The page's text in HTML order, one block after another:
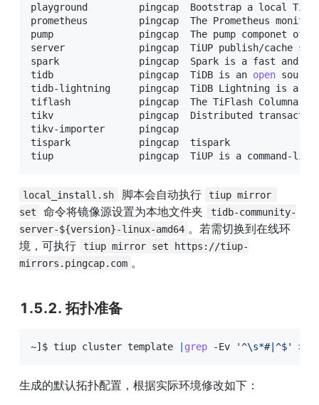
playground         pingcap  Bootstrap a local
prometheus         pingcap  The Prometheus
pump               pingcap  The pump componet of
server             pingcap  TiUP publish/cache
spark              pingcap  Spark is a fast and
tidb               pingcap  TiDB is an open source
tidb-lightning     pingcap  TiDB Lightning is a
tiflash            pingcap  The TiFlash Columnar
tikv               pingcap  Distributed transactional
tikv-importer      pingcap
tispark            pingcap  tispark
tiup               pingcap  TiUP is a command-line
local_install.sh 脚本会自动执行
tiup mirror
set
命令将镜像源设置为本地文件夹
tidb-community-
server-${version}-linux-amd64 。若需切换到在线环
境，可执行
tiup mirror set https://tiup-
mirrors.pingcap.com 。
1.5.2. 拓扑准备
~] $ tiup cluster template grep -Ev '^\s*#|^$' >
生成的默认拓扑配置，根据实际环境修改如下：